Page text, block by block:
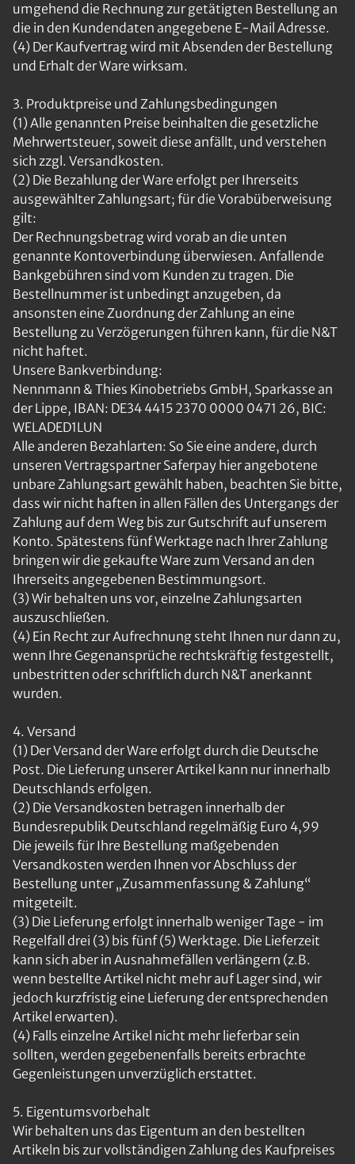
umgehend die Rechnung zur getätigten Bestellung an
die in den Kundendaten angegebene E-Mail Adresse.
(4) Der Kaufvertrag wird mit Absenden der Bestellung
und Erhalt der Ware wirksam.
3. Produktpreise und Zahlungsbedingungen
(1) Alle genannten Preise beinhalten die gesetzliche
Mehrwertsteuer, soweit diese anfällt, und verstehen
sich zzgl. Versandkosten.
(2) Die Bezahlung der Ware erfolgt per Ihrerseits
ausgewählter Zahlungsart; für die Vorabüberweisung
gilt:
Der Rechnungsbetrag wird vorab an die unten
genannte Kontoverbindung überwiesen. Anfallende
Bankgebühren sind vom Kunden zu tragen. Die
Bestellnummer ist unbedingt anzugeben, da
ansonsten eine Zuordnung der Zahlung an eine
Bestellung zu Verzögerungen führen kann, für die N&T
nicht haftet.
Unsere Bankverbindung:
Nennmann & Thies Kinobetriebs GmbH, Sparkasse an
der Lippe, IBAN: DE34 4415 2370 0000 0471 26, BIC:
WELADED1LUN
Alle anderen Bezahlarten: So Sie eine andere, durch
unseren Vertragspartner Saferpay hier angebotene
unbare Zahlungsart gewählt haben, beachten Sie bitte,
dass wir nicht haften in allen Fällen des Untergangs der
Zahlung auf dem Weg bis zur Gutschrift auf unserem
Konto. Spätestens fünf Werktage nach Ihrer Zahlung
bringen wir die gekaufte Ware zum Versand an den
Ihrerseits angegebenen Bestimmungsort.
(3) Wir behalten uns vor, einzelne Zahlungsarten
auszuschließen.
(4) Ein Recht zur Aufrechnung steht Ihnen nur dann zu,
wenn Ihre Gegenansprüche rechtskräftig festgestellt,
unbestritten oder schriftlich durch N&T anerkannt
wurden.
4. Versand
(1) Der Versand der Ware erfolgt durch die Deutsche
Post. Die Lieferung unserer Artikel kann nur innerhalb
Deutschlands erfolgen.
(2) Die Versandkosten betragen innerhalb der
Bundesrepublik Deutschland regelmäßig Euro 4,99
Die jeweils für Ihre Bestellung maßgebenden
Versandkosten werden Ihnen vor Abschluss der
Bestellung unter „Zusammenfassung & Zahlung“
mitgeteilt.
(3) Die Lieferung erfolgt innerhalb weniger Tage - im
Regelfall drei (3) bis fünf (5) Werktage. Die Lieferzeit
kann sich aber in Ausnahmefällen verlängern (z.B.
wenn bestellte Artikel nicht mehr auf Lager sind, wir
jedoch kurzfristig eine Lieferung der entsprechenden
Artikel erwarten).
(4) Falls einzelne Artikel nicht mehr lieferbar sein
sollten, werden gegebenenfalls bereits erbrachte
Gegenleistungen unverzüglich erstattet.
5. Eigentumsvorbehalt
Wir behalten uns das Eigentum an den bestellten
Artikeln bis zur vollständigen Zahlung des Kaufpreises